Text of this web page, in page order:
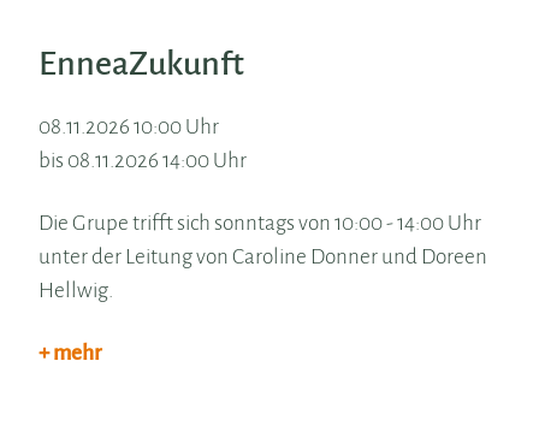
EnneaZukunft
08.11.2026 10:00 Uhr
bis 08.11.2026 14:00 Uhr
Die Grupe trifft sich sonntags von 10:00 - 14:00 Uhr
unter der Leitung von Caroline Donner und Doreen
Hellwig.
+ mehr